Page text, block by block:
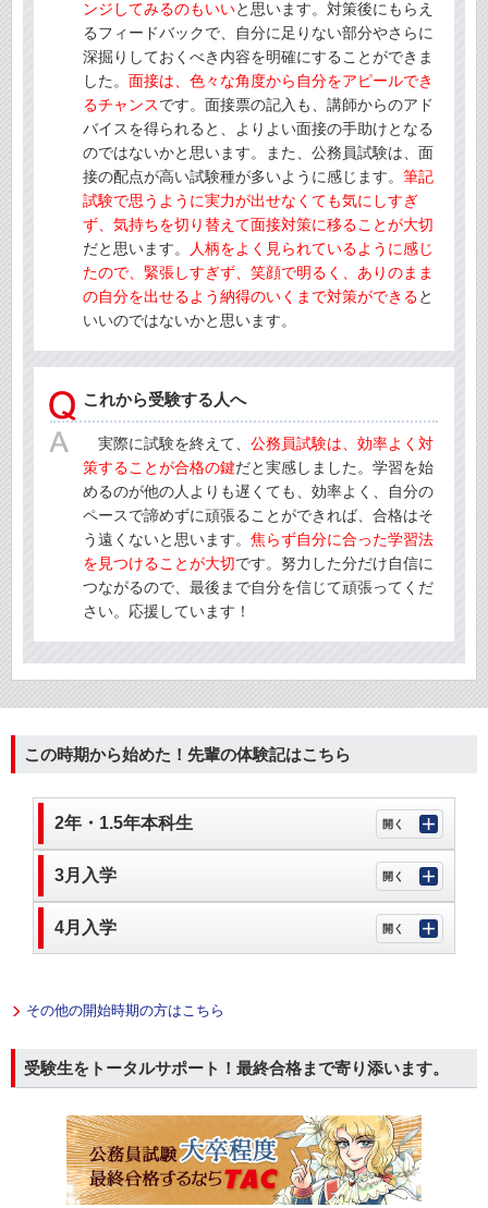
ンジしてみるのもいいと思います。対策後にもらえ
るフィードバックで、自分に足りない部分やさらに
深掘りしておくべき内容を明確にすることができま
した。 面接は、色々な角度から自分をアピールでき
るチャンスです。面接票の記入も、講師からのアド
バイスを得られると、よりよい面接の手助けとなる
のではないかと思います。また、公務員試験は、面
接の配点が高い試験種が多いように感じます。 筆記
試験で思うように実力が出せなくても気にしすぎ
ず、気持ちを切り替えて面接対策に移ることが大切
だと思います。
人柄をよく見られているように感じ
たので、緊張しすぎず、笑顔で明るく、ありのまま
の自分を出せるよう納得のいくまで対策ができると
いいのではないかと思います。
これから受験する人へ
実際に試験を終えて、 公務員試験は、効率よく対
策することが合格の鍵だと実感しました。学習を始
めるのが他の人よりも遅くても、効率よく、自分の
ペースで諦めずに頑張ることができれば、合格はそ
う遠くないと思います。 焦らず自分に合った学習法
を見つけることが大切です。努力した分だけ自信に
つながるので、最後まで自分を信じて頑張ってくだ
さい。応援しています！
この時期から始めた！先輩の体験記はこちら
2年・1.5年本科生
3月入学
4月入学
その他の開始時期の方はこちら
受験生をトータルサポート！最終合格まで寄り添います。